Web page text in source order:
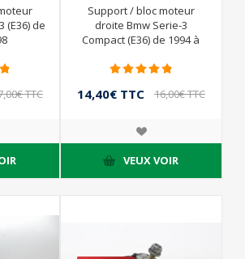
(E36) de
TTC
Support / bloc moteur
droite Bmw Serie-3
Compact (E36) de 1994 à
14,40€ TTC 16,00€ TTC
VEUX VOIR